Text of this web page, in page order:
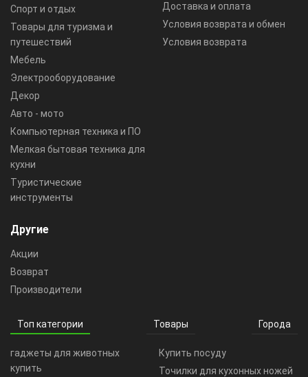
Спорт и отдых
Товары для туризма и
путешествий
Мебель
Электрооборудование
Декор
Авто - мото
Компьютерная техника и ПО
Мелкая бытовая техника для
кухни
Туристические
инструменты
Доставка и оплата
Условия возврата и обмен
Условия возврата
Другие
Акции
Возврат
Производители
Топ категории Товары Города
гаджеты для животных
купить
Купить посуду
Точилки для кухонных ножей